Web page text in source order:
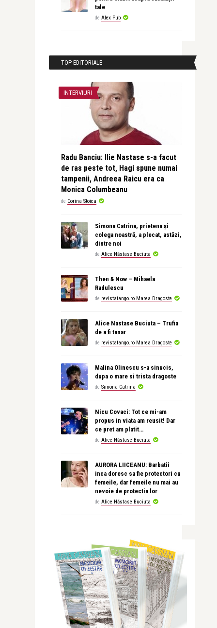
tale
de Alex Pub
TOP EDITORIALE
INTERVIURI
Radu Banciu: Ilie Nastase s-a facut
de ras peste tot, Hagi spune numai
tampenii, Andreea Raicu era ca
Monica Columbeanu
de Corina Stoica
Simona Catrina, prietena și
colega noastră, a plecat, astăzi,
dintre noi
de Alice Năstase Buciuta
Then & Now – Mihaela
Radulescu
de revistatango.ro Marea Dragoste
Alice Nastase Buciuta – Trufia
de a fi tanar
de revistatango.ro Marea Dragoste
Malina Olinescu s-a sinucis,
dupa o mare si trista dragoste
de Simona Catrina
Nicu Covaci: Tot ce mi-am
propus in viata am reusit! Dar
ce pret am platit…
de Alice Năstase Buciuta
AURORA LIICEANU: Barbatii
inca doresc sa fie protectori cu
femeile, dar femeile nu mai au
nevoie de protectia lor
de Alice Năstase Buciuta